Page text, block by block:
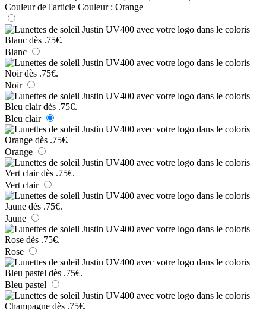
Couleur de l'article Couleur : Orange
Blanc
Noir
Bleu clair
Orange
Vert clair
Jaune
Rose
Bleu pastel